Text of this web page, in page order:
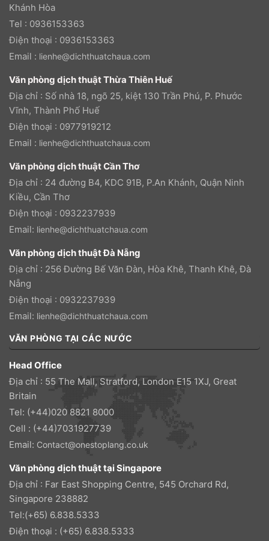
Khánh Hòa
Tel : 0936153363
Điện thoại : 0936153363
Email : lienhe@dichthuatchaua.com
Văn phòng dịch thuật Thừa Thiên Huế
Địa chỉ : Số nhà 18, ngõ 25, kiệt 130 Trần Phú, P. Phước
Vĩnh, Thành Phố Huế
Điện thoại : 0977919212
Email : lienhe@dichthuatchaua.com
Văn phòng dịch thuật Cần Thơ
Địa chỉ : 24 đường B4, KDC 91B, P.An Khánh, Quận Ninh
Kiều, Cần Thơ
Điện thoại : 0932237939
Email: lienhe@dichthuatchaua.com
Văn phòng dịch thuật Đà Nẵng
Địa chỉ : 256 Đường Bế Văn Đàn, Hòa Khê, Thanh Khê, Đà
Nẵng
Điện thoại : 0932237939
Email: lienhe@dichthuatchaua.com
VĂN PHÒNG TẠI CÁC NƯỚC
Head Office
Địa chỉ : 55 The Mall, Stratford, London E15 1XJ, Great
Britain
Tel: (+44)020 8821 8000
Cell : (+44)7031927739
Email: Contact@onestoplang.co.uk
Văn phòng dịch thuật tại Singapore
Địa chỉ : Far East Shopping Centre, 545 Orchard Rd,
Singapore 238882
Tel:(+65) 6.838.5333
Điện thoại : (+65) 6.838.5333